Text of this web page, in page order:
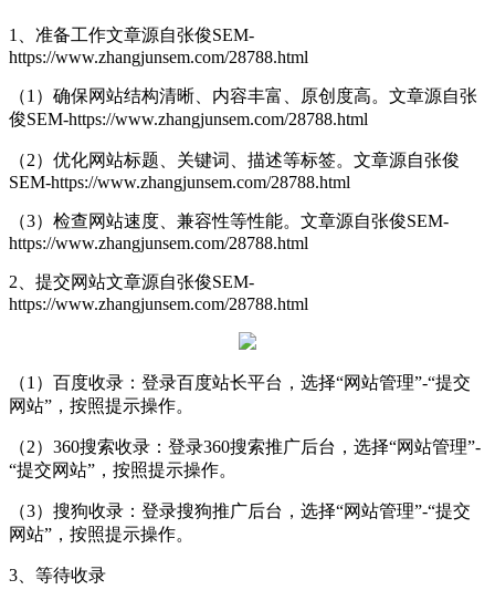
1、准备工作文章源自张俊SEM-
https://www.zhangjunsem.com/28788.html
（1）确保网站结构清晰、内容丰富、原创度高。 文章源自张
俊SEM-https://www.zhangjunsem.com/28788.html
（2）优化网站标题、关键词、描述等标签。 文章源自张俊
SEM-https://www.zhangjunsem.com/28788.html
（3）检查网站速度、兼容性等性能。 文章源自张俊SEM-
https://www.zhangjunsem.com/28788.html
2、提交网站文章源自张俊SEM-
https://www.zhangjunsem.com/28788.html
（1）百度收录：登录百度站长平台，选择“网站管理”-“提交
网站”，按照提示操作。
（2）360搜索收录：登录360搜索推广后台，选择“网站管理”-
“提交网站”，按照提示操作。
（3）搜狗收录：登录搜狗推广后台，选择“网站管理”-“提交
网站”，按照提示操作。
3、等待收录